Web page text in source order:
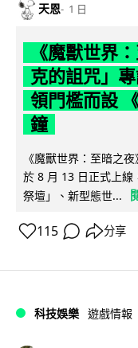
天恩 1 日
《魔獸世界
克的詛咒」
領門檻而設
鐘
《魔獸世界：至暗之
於 8 月 13 日正式上線
祭壇」、新型態世...
115 分享
科技娛樂 遊戲情報